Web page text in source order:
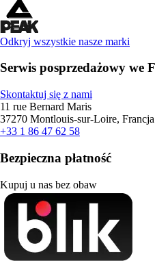
Odkryj wszystkie nasze marki
Serwis posprzedażowy we
Skontaktuj się z nami
11 rue Bernard Maris
37270 Montlouis-sur-Loire, Francja
+33 1 86 47 62 58
Bezpieczna płatność
Kupuj u nas bez obaw